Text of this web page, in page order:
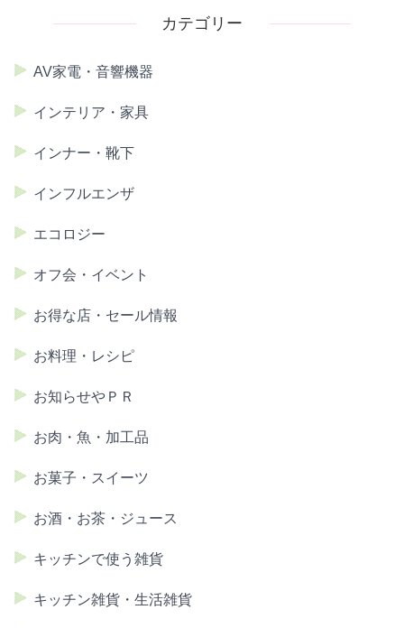
カテゴリー
AV家電・音響機器
インテリア・家具
インナー・靴下
インフルエンザ
エコロジー
オフ会・イベント
お得な店・セール情報
お料理・レシピ
お知らせやＰＲ
お肉・魚・加工品
お菓子・スイーツ
お酒・お茶・ジュース
キッチンで使う雑貨
キッチン雑貨・生活雑貨